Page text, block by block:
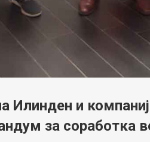
Илинден и
за соработка